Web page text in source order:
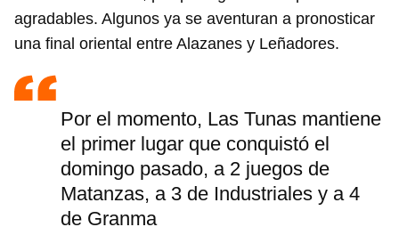
Guardar como favorito
Para poder guardar como favorito, primero has de
INICIAR SESIÓN CANCELAR
agradables. Algunos ya se aventuran a pronosticar
una final oriental entre Alazanes y Leñadores.
Por el momento, Las Tunas mantiene
el primer lugar que conquistó el
domingo pasado, a 2 juegos de
Matanzas, a 3 de Industriales y a 4
de Granma